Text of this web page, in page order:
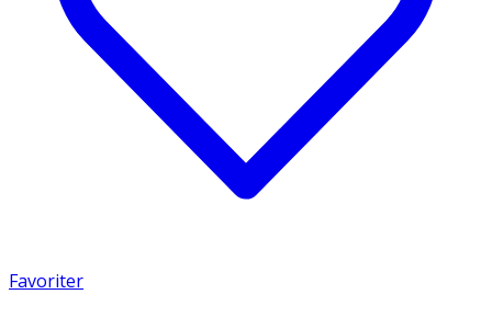
Favoriter